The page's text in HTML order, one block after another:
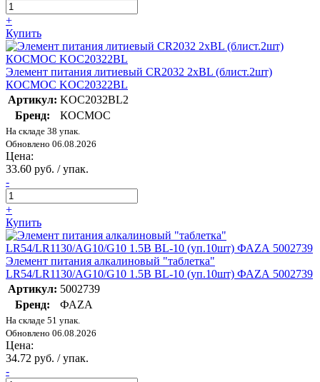
+
Купить
Элемент питания литиевый CR2032 2хBL (блист.2шт)
КОСМОС KOC20322BL
Артикул: KOC2032BL2
Бренд:
КОСМОС
На складе 38 упак.
Обновлено 06.08.2026
Цена:
33.60 руб. / упак.
-
+
Купить
Элемент питания алкалиновый "таблетка"
LR54/LR1130/AG10/G10 1.5В BL-10 (уп.10шт) ФАZА 5002739
Артикул: 5002739
Бренд:
ФАZА
На складе 51 упак.
Обновлено 06.08.2026
Цена:
34.72 руб. / упак.
-